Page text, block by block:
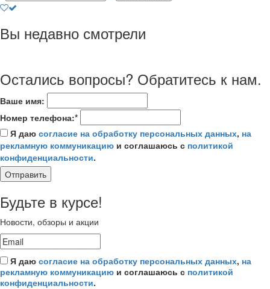
Вы недавно смотрели
Остались вопросы? Обратитесь к нам.
Ваше имя:
Номер телефона:*
Я даю согласие на обработку персональных данных, на
рекламную коммуникацию и соглашаюсь с политикой
конфиденциальности.
Отправить
Будьте в курсе!
Новости, обзоры и акции
Я даю согласие на обработку персональных данных, на
рекламную коммуникацию и соглашаюсь с политикой
конфиденциальности.